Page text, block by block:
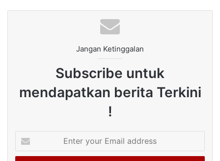
Jangan Ketinggalan
Subscribe untuk
mendapatkan berita Terkini
!
your
Email